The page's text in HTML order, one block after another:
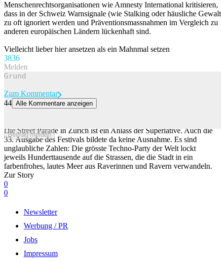
Menschenrechtsorganisationen wie Amnesty International kritisieren,
dass in der Schweiz Warnsignale (wie Stalking oder häusliche
zu oft ignoriert werden und Präventionsmassnahmen im Vergleich zu
anderen europäischen Ländern lückenhaft sind.
Vielleicht lieber hier ansetzen als ein Mahnmal setzen
3836
Melden
Beitrag melden
Zum Kommentar
44 Alle Kommentare anzeigen
Die Street Parade in Zürich ist ein Anlass der Superlative. Auch die
33. Ausgabe des Festivals bildete da keine Ausnahme. Es sind
unglaubliche Zahlen: Die grösste Techno-Party der Welt lockt
jeweils Hunderttausende auf die Strassen, die die Stadt in ein
farbenfrohes, lautes Meer aus Raverinnen und Ravern verwandeln.
Zur Story
0
0
Newsletter
Werbung / PR
Jobs
Impressum